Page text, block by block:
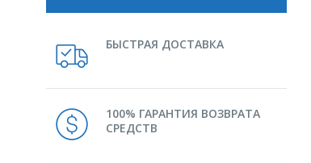
БЫСТРАЯ ДОСТАВКА
100% ГАРАНТИЯ ВОЗВРАТА
СРЕДСТВ